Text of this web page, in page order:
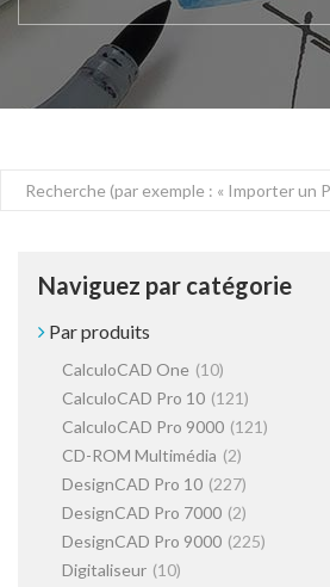
Naviguez par catégorie
Par produits
CalculoCAD One (10)
CalculoCAD Pro 10 (121)
CalculoCAD Pro 9000 (121)
CD-ROM Multimédia (2)
DesignCAD Pro 10 (227)
DesignCAD Pro 7000 (2)
DesignCAD Pro 9000 (225)
Digitaliseur (10)